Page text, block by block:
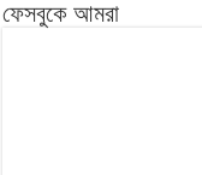
ফেসবুকে আমরা